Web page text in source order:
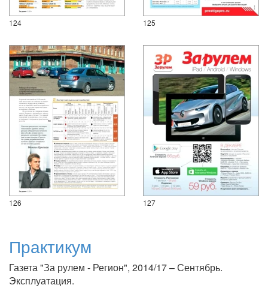
124 125
126 127
Практикум
Газета "За рулем - Регион", 2014/17 – Сентябрь.
Эксплуатация.